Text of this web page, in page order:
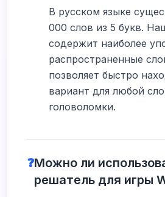
В русском языке
000 слов из 5 букв.
содержит наиболее
распространенные
позволяет быстро
вариант для любой
головоломки.
❓Можно ли
решатель для игры